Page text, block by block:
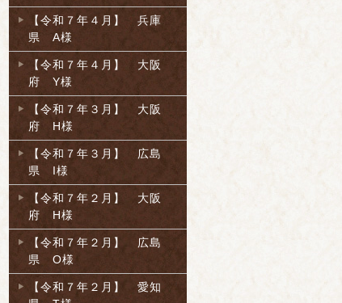
【令和７年４月】 兵庫
県 A様
【令和７年４月】 大阪
府 Y様
【令和７年３月】 大阪
府 H様
【令和７年３月】 広島
県 I様
【令和７年２月】 大阪
府 H様
【令和７年２月】 広島
県 O様
【令和７年２月】 愛知